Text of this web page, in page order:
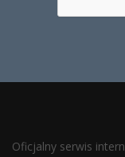
Oficjalny serwis